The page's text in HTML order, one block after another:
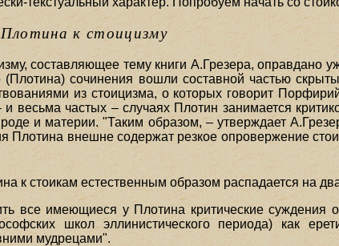
к стоицизму
составляющее тему книги А.Грезера, оправдано
сочинения вошли составной частью
из стоицизма, о которых говорит
весьма частых – случаях Плотин занимается
и материи. "Таким образом, – утверждает
Плотина внешне содержат резкое опровержение
к стоикам естественным образом распадается на
все имеющиеся у Плотина критические суждения
школ эллинистического периода) как
мудрецами".